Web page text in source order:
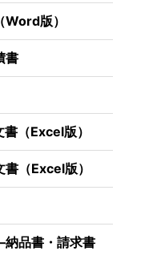
版）
書
（Excel版）
（Excel版）
品書・請求書